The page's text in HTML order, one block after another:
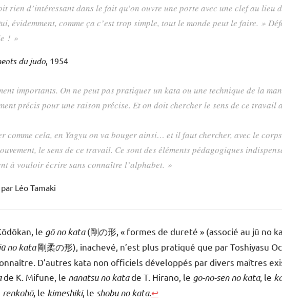
rien d’intéressant dans le fait qu’on ouvre une porte avec une clef au lieu
évidemment, comme ça c’est trop simple, tout le monde peut le faire. »
! »
du judo, 1954
importants. On ne peut pas pratiquer un kata ou une technique de la
précis pour une raison précise. Et on doit chercher le sens de ce travail
comme cela, en Yagyu on va bouger ainsi… et il faut chercher, avec le
le sens de ce travail. Ce sont des éléments pédagogiques
à vouloir écrire sans connaître l’alphabet. »
Léo Tamaki
le gō no kata(剛の形, « formes de dureté » (associé au jū no
no kata剛柔の形), inachevé, n’est plus pratiqué que par Toshiyasu
D’autres kata non officiels développés par divers maîtres
de K. Mifune, le nanatsu no katade T. Hirano, le go-no-sen no kata, le
renkohō, le kimeshiki, le shobu no kata.↩